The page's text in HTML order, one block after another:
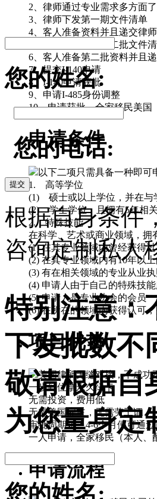
2、律师通过专业需求多方面
3、律师下发第一期文件清单
4、客人准备资料并且递交律师
5、律师审核后下第二批文件
6、客人准备第二批资料并且
7、提交I-140申请
8、I-140申请获批
9、申请I-485身份调整
10、申请获批，全家移民美国
申请条件
以下二项只需具备一种即可
1. 高等学位
(1) 硕士或以上学位，并在与
(2) 学士学位，且拥有5年相
2. 特殊技能
在科学、艺术或商业领域，拥
(1) 在其专业领域内曾经获得
(2) 在其专业领域内有10年以
(3) 有在相关领域的专业从业执
(4) 申请人由于自己的特殊技
(5) 申请人是专业协会的会员
(6) 在所在的领域内获得认可
项目优势
美国律所无缝对接，不成功
一步到位拿永久绿卡
无需投资，费用低
无需美国雇主，无需劳工证
审批周期短：4-6个月便可通
一人申请，全家移民（本人、
申请流程
您的姓名:
您的电话:
提交
根据自身条件
咨询定制私人
特别注意：
下发批数不
敬请根据自
为您量身定
您的姓名: